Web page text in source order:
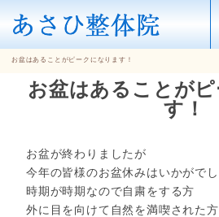
お盆はあることがピークになります！
お盆はあることが
す！
お盆が終わりましたが
今年の皆様のお盆休みはいかがで
時期が時期なので自粛をする方
外に目を向けて自然を満喫された方